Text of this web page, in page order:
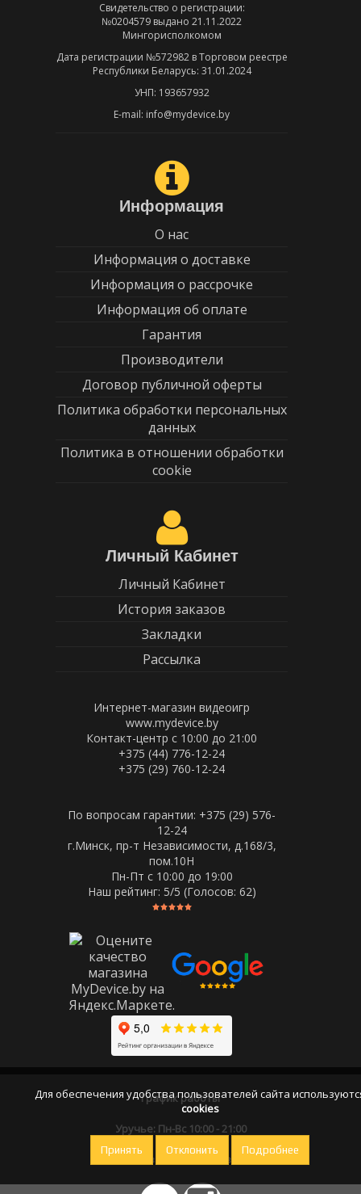
Свидетельство о регистрации:
№0204579 выдано 21.11.2022
Мингорисполкомом
Дата регистрации №572982 в Торговом реестре
Республики Беларусь: 31.01.2024
УНП: 193657932
E-mail: info@mydevice.by
Информация
О нас
Информация о доставке
Информация о рассрочке
Информация об оплате
Гарантия
Производители
Договор публичной оферты
Политика обработки персональных
данных
Политика в отношении обработки
cookie
Личный Кабинет
Личный Кабинет
История заказов
Закладки
Рассылка
Интернет-магазин видеоигр
www.mydevice.by
Контакт-центр с 10:00 до 21:00
+375 (44) 776-12-24
+375 (29) 760-12-24
По вопросам гарантии: +375 (29) 576-
12-24
г.Минск, пр-т Независимости, д.168/3,
пом.10Н
Пн-Пт c 10:00 до 19:00
Наш рейтинг: 5/5 (Голосов: 62)
График работы
Уручье: Пн-Вс 10:00 - 21:00
Оставайтесь на связи
Для обеспечения удобства пользователей сайта
cookies
Принять Отклонить Подробнее